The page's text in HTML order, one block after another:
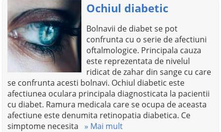
Ochiul diabetic
Bolnavii de diabet se pot
confrunta cu o serie de afectiuni
oftalmologice. Principala cauza
este reprezentata de nivelul
ridicat de zahar din sange cu care
se confrunta acesti bolnavi. Ochiul diabetic este
afectiunea oculara principala diagnosticata la pacientii
cu diabet. Ramura medicala care se ocupa de aceasta
afectiune este denumita retinopatia diabetica. Ce
simptome necesita » Mai mult